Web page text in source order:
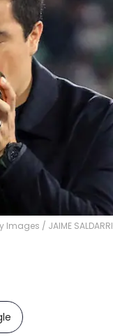
Images / JAIME